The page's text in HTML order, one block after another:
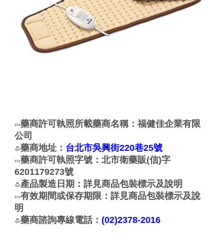
🍬藥商許可執照所載藥商名稱：福健佳企業有限
公司
🍮藥商地址： 台北市吳興街220巷25號
🍬藥商許可執照字號：北市衛藥販(信)字
6201179273號
🍮產品製造日期：詳見商品包裝標示及說明
🍬有效期間或保存期限：詳見商品包裝標示及說
明
🍮藥商諮詢專線電話：(02)2378-2016